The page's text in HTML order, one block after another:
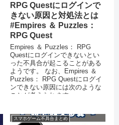
RPG Questにログインで
きない原因と対処法とは
#Empires ＆ Puzzles：
RPG Quest
Empires ＆ Puzzles： RPG
Questにログインできないとい
った不具合が起こることがある
ようです。 なお、Empires ＆
Puzzles： RPG Questにログイ
ンできない原因には次のような
ことが考えられます。 ...
スマホゲーム不具合まとめ